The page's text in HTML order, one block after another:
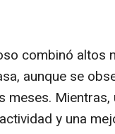
combinó altos
aunque se
meses.
y una